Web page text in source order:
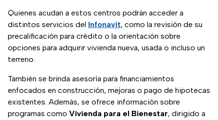
Quienes acudan a estos centros podrán acceder a
distintos servicios del Infonavit, como la revisión de su
precalificación para crédito o la orientación sobre
opciones para adquirir vivienda nueva, usada o incluso un
terreno.
También se brinda asesoría para financiamientos
enfocados en construcción, mejoras o pago de hipotecas
existentes. Además, se ofrece información sobre
programas como Vivienda para el Bienestar, dirigido a